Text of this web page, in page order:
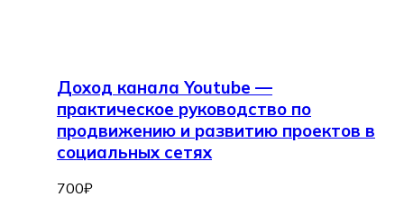
Доход канала Youtube —
практическое руководство по
продвижению и развитию проектов в
социальных сетях
700₽